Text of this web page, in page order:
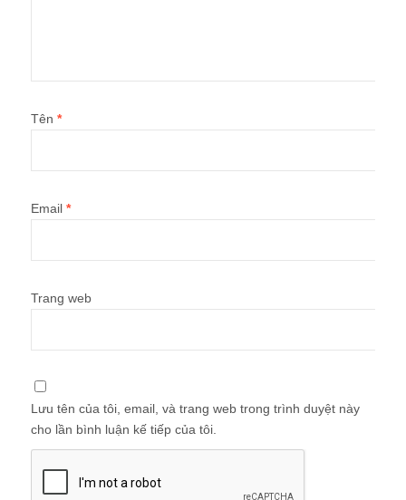
Tên *
Email *
Trang web
Lưu tên của tôi, email, và trang web trong trình duyệt này
cho lần bình luận kế tiếp của tôi.